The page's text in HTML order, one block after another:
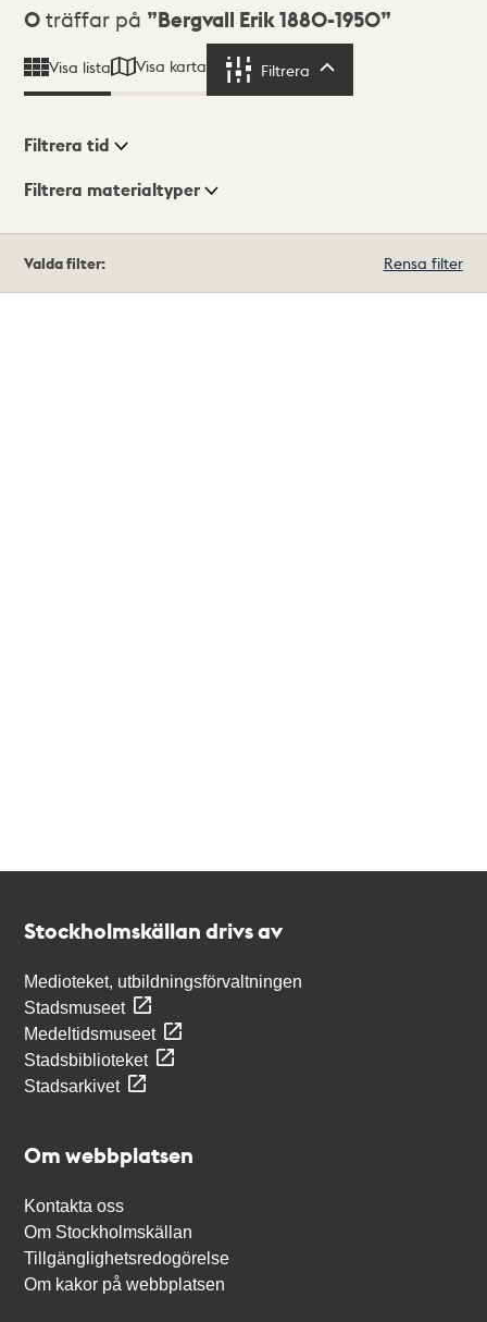
Sökresultat
0 träffar på Bergvall Erik 1880-1950
Visa lista Visa karta Filtrera
Visningsläge
Filtrera tid
Filtrera materialtyper
träffar
Valda filter: Rensa filter
Stockholmskällan drivs av
Medioteket, utbildningsförvaltningen
Stadsmuseet
Medeltidsmuseet
Stadsbiblioteket
Stadsarkivet
Om webbplatsen
Kontakta oss
Om Stockholmskällan
Tillgänglighetsredogörelse
Om kakor på webbplatsen